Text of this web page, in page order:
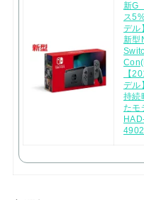
新G
ス
デル
新型
【
デル
持続
たモ